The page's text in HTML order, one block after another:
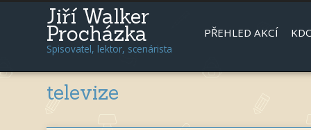
Jiří Walker
Procházka
Spisovatel, lektor, scenárista
PŘEHLED AKCÍ
televize